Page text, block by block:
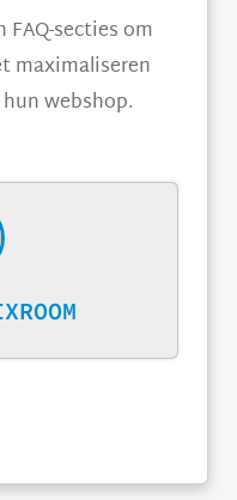
secties om
maximaliseren
webshop.